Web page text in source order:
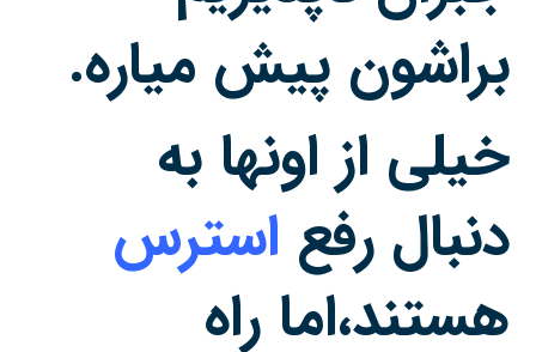
براشون پیش میاره.
خیلی از اونها به
دنبال رفع استرس
هستند،اما راه